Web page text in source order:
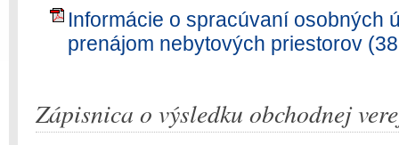
Informácie o spracúvaní osobných
prenájom nebytových priestorov
Zápisnica o výsledku obchodnej